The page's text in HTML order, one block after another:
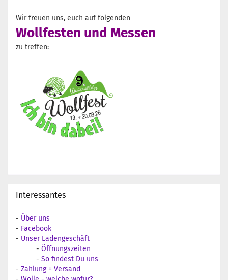
Wir freuen uns, euch auf folgenden
Wollfesten und Messen
zu treffen:
Interessantes
- Über uns
- Facebook
- Unser Ladengeschäft
- Öffnungszeiten
- So findest Du uns
- Zahlung + Versand